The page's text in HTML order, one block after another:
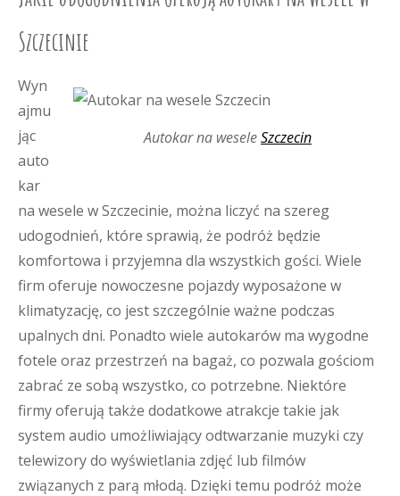
Szczecinie
Autokar na weseleSzczecin
Wyn
ajmu
jąc
auto
kar
na wesele w Szczecinie, można liczyć na szereg
udogodnień, które sprawią, że podróż będzie
komfortowa i przyjemna dla wszystkich gości. Wiele
firm oferuje nowoczesne pojazdy wyposażone w
klimatyzację, co jest szczególnie ważne podczas
upalnych dni. Ponadto wiele autokarów ma wygodne
fotele oraz przestrzeń na bagaż, co pozwala gościom
zabrać ze sobą wszystko, co potrzebne. Niektóre
firmy oferują także dodatkowe atrakcje takie jak
system audio umożliwiający odtwarzanie muzyki czy
telewizory do wyświetlania zdjęć lub filmów
związanych z parą młodą. Dzięki temu podróż może